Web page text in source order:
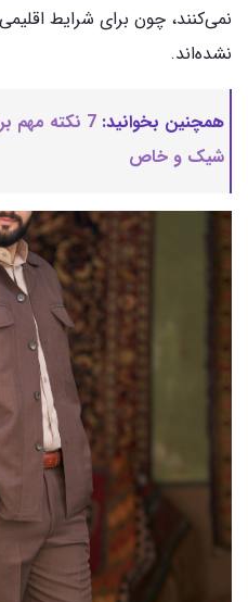
نمی‌کنند، چون برای شرایط
نشده‌اند.
همچنین بخوانید:
7 نکته مهم
شیک و خاص